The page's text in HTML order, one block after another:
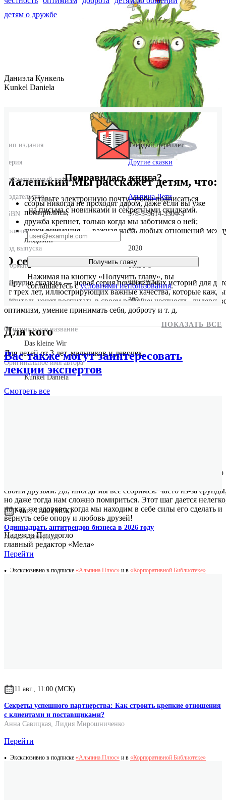
Маленький Мы расскажет детям, что:
ссоры никогда не проходят даром, даже если вы уже
помирились;
дружба крепнет, только когда мы заботимся о ней;
знаки внимания — важная часть любых отношений
людьми.
О серии
«Другие сказки» — новая серия поучительных историй для
от трех лет, иллюстрирующих важные качества, которые
родитель хочет воспитать в своем ребенке: честность,
оптимизм, умение принимать себя, доброту и т. д.
Для кого
Для детей от 3 лет, мальчиков и девочек.
детям о дружбе
Даниэла Кункель
Kunkel Daniela
Тип издания Твердый переплет
Серия Другие сказки
Рекомендуемый возраст От 5 лет
Издательство Альпина.Дети
ISBN 978-5-9614-3304-3
Количество страниц 32
Год выпуска 2020
Формат 60x90/8
Размер 226x225x8
Вес 300 г.
Оригинальное название
Das kleine Wir
Оригинальное имя автора
Kunkel Daniela
которое есть в нашей жизни, хрупкое, ничем не измеряемое, но
своим друзьям. Да, иногда мы все ссоримся. Часто из-за
но даже тогда нам сложно помириться. Этот шаг дается
но как же здорово, когда мы находим в себе силы его сделать и
вернуть себе опору и любовь друзей!
Надежда Папудогло
главный редактор «Мела»
Понравилась книга?
Оставьте электронную почту, чтобы подписаться
на письма с новинками и секретными скидками.
Получить главу
Нажимая на кнопку «Получить главу», вы
соглашаетесь сусловиями использования.
ПОКАЗАТЬ ВСЕ
Вас также могут заинтересовать
лекции экспертов
Смотреть все
7 авг., 11:00 (МСК)
Одиннадцать антитрендов бизнеса в 2026 году
Алёна Тавберидзе
Перейти
Эксклюзивно в подписке «Альпина.Плюс» и в «Корпоративной Библиотеке»
11 авг., 11:00 (МСК)
Секреты успешного партнерства: Как строить крепкие отношения
с клиентами и поставщиками?
Анна Савицкая, Лидия Мирошниченко
Перейти
Эксклюзивно в подписке «Альпина.Плюс» и в «Корпоративной Библиотеке»